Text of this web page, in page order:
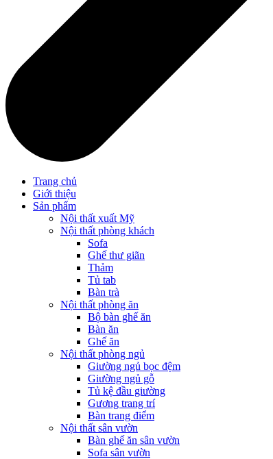
Trang chủ
Giới thiệu
Sản phẩm
Nội thất xuất Mỹ
Nội thất phòng khách
Sofa
Ghế thư giãn
Thảm
Tủ tab
Bàn trà
Nội thất phòng ăn
Bộ bàn ghế ăn
Bàn ăn
Ghế ăn
Nội thất phòng ngủ
Giường ngủ bọc đệm
Giường ngủ gỗ
Tủ kệ đầu giường
Gương trang trí
Bàn trang điểm
Nội thất sân vườn
Bàn ghế ăn sân vườn
Sofa sân vườn